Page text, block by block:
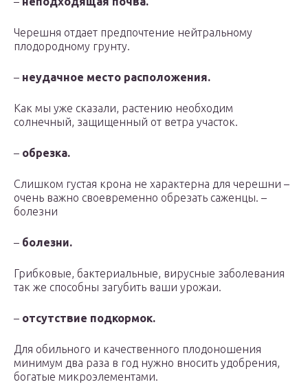
Черешня отдает предпочтение нейтральному
плодородному грунту.
– неудачное место расположения.
Как мы уже сказали, растению необходим
солнечный, защищенный от ветра участок.
– обрезка.
Слишком густая крона не характерна для черешни –
очень важно своевременно обрезать саженцы. –
болезни
– болезни.
Грибковые, бактериальные, вирусные заболевания
так же способны загубить ваши урожаи.
– отсутствие подкормок.
Для обильного и качественного плодоношения
минимум два раза в год нужно вносить удобрения,
богатые микроэлементами.